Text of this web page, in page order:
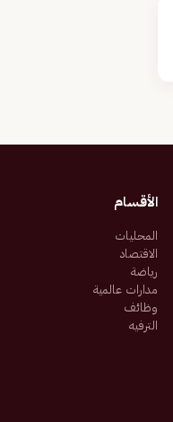
الأقسام
المحليات
الاقتصاد
رياضة
مدارات عالمية
وظائف
الترفيه